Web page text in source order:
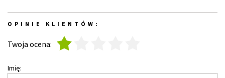
OPINIE KLIENTÓW:
Twoja ocena:
Imię: